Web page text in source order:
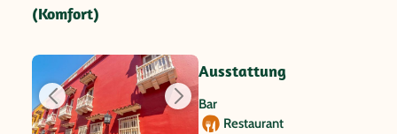
(Komfort)
Ausstattung
Bar
Restaurant